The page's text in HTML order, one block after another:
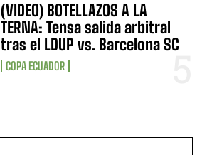
(VIDEO) BOTELLAZOS A LA
TERNA: Tensa salida arbitral
tras el LDUP vs. Barcelona SC
COPA ECUADOR